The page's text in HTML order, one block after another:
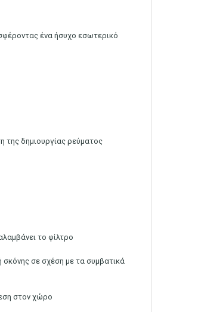
ένα ήσυχο εσωτερικό
της δημιουργίας ρεύματος
το φίλτρο
σε σχέση με τα συμβατικά
στον χώρο